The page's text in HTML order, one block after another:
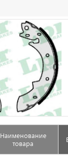
Наименование
товара